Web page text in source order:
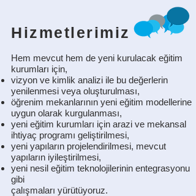
Hizmetlerimiz
Hem mevcut hem de yeni kurulacak eğitim
kurumları için,
vizyon ve kimlik analizi ile bu değerlerin
yenilenmesi veya oluşturulması,
öğrenim mekanlarının yeni eğitim modellerine
uygun olarak kurgulanması,
yeni eğitim kurumları için arazi ve mekansal
ihtiyaç programı geliştirilmesi,
yeni yapıların projelendirilmesi, mevcut
yapıların iyileştirilmesi,
yeni nesil eğitim teknolojilerinin entegrasyonu
gibi
çalışmaları yürütüyoruz.